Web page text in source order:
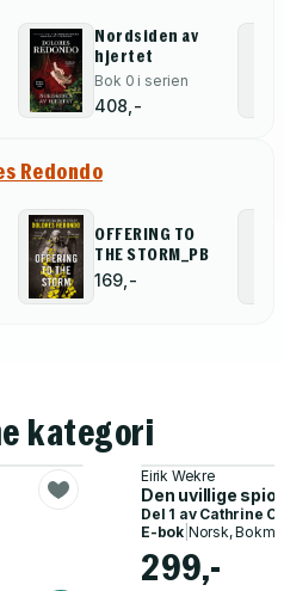
Nordsiden av
hjertet
Bok 0 i serien
408,-
Redondo
OFFERING TO
THE STORM_PB
169,-
kategori
Eirik Wekre
Den uvillige
Del 1 av Cathrine
E-bok| Norsk,
299,-